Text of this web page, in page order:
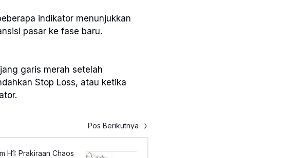
indikator menunjukkan
pasar ke fase baru.
garis merah setelah
Stop Loss, atau ketika
Pos Berikutnya
H1: Prakiraan Chaos